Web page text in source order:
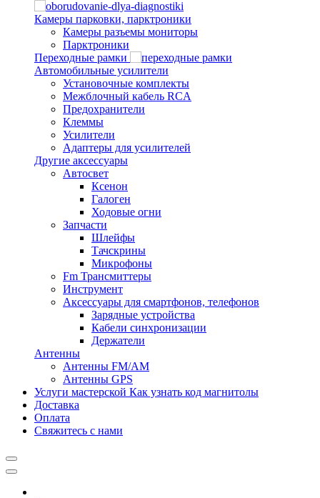
Камеры парковки, парктроники
Камеры разъемы мониторы
Парктроники
Переходные рамки
Автомобильные усилители
Установочные комплекты
Межблочный кабель RCA
Предохранители
Клеммы
Усилители
Адаптеры для усилителей
Другие аксессуары
Автосвет
Ксенон
Галоген
Ходовые огни
Запчасти
Шлейфы
Тачскрины
Микрофоны
Fm Трансмиттеры
Инструмент
Аксессуары для смартфонов, телефонов
Зарядные устройства
Кабели синхронизации
Держатели
Антенны
Антенны FM/AM
Антенны GPS
Услуги мастерской Как узнать код магнитолы
Доставка
Оплата
Свяжитесь с нами